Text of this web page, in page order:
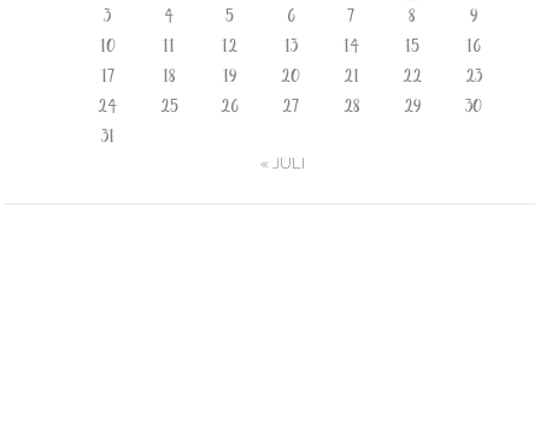
3
4 5 6 7 8
9
10
11 12 13 14 15
16
17
18 19 20 21 22
23
24
25 26 27 28 29
30
31
« JULI